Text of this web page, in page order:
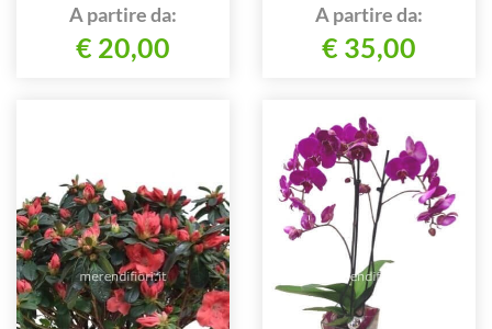
A partire da:
€ 20,00
A partire da:
€ 35,00